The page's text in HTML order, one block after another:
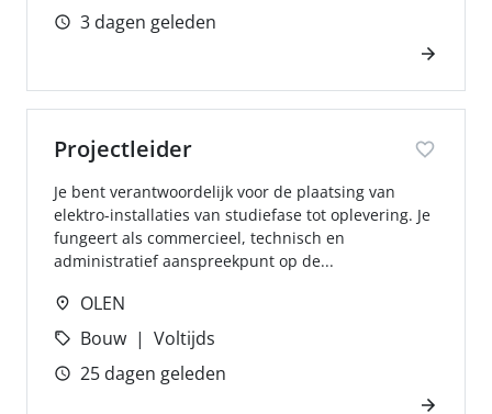
3 dagen geleden
Projectleider
Je bent verantwoordelijk voor de plaatsing van
elektro-installaties van studiefase tot oplevering. Je
fungeert als commercieel, technisch en
administratief aanspreekpunt op de...
OLEN
Bouw
Voltijds
25 dagen geleden